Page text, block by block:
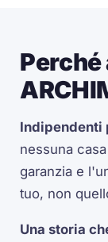
Indipendenti
nessuna
garanzia e
tuo, non
Una storia